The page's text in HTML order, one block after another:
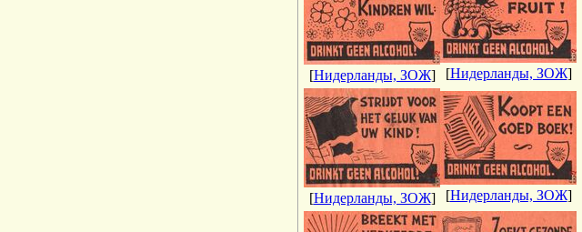
[Нидерланды, ЗОЖ] [Нидерланды, ЗОЖ]
[Нидерланды, ЗОЖ] [Нидерланды, ЗОЖ]